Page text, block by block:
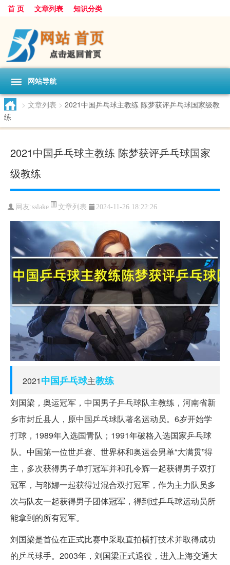
首 页 文章列表 知识分类
网站导航
> 文章列表 > 2021中国乒乓球主教练 陈梦获评乒乓球国家级教
练
2021中国乒乓球主教练 陈梦获评乒乓球国家
级教练
网友:sslake 文章列表 2024-11-26 18:22:26
2021中国乒乓球主教练
刘国梁，奥运冠军，中国男子乒乓球队主教练，河南省新
乡市封丘县人，原中国乒乓球队著名运动员。6岁开始学
打球，1989年入选国青队；1991年破格入选国家乒乓球
队。中国第一位世乒赛、世界杯和奥运会男单“大满贯”得
主，多次获得男子单打冠军并和孔令辉一起获得男子双打
冠军，与邬娜一起获得过混合双打冠军，作为主力队员多
次与队友一起获得男子团体冠军，得到过乒乓球运动员所
能拿到的所有冠军。
刘国梁是首位在正式比赛中采取直拍横打技术并取得成功
的乒乓球手。2003年，刘国梁正式退役，进入上海交通大